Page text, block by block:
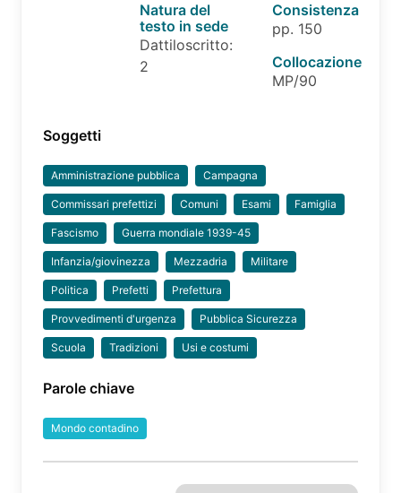
Natura del
testo in sede
Dattiloscritto:
2
Consistenza
pp. 150
Collocazione
MP/90
Soggetti
Amministrazione pubblica Campagna
Commissari prefettizi Comuni Esami Famiglia
Fascismo Guerra mondiale 1939-45
Infanzia/giovinezza Mezzadria Militare
Politica Prefetti Prefettura
Provvedimenti d'urgenza Pubblica Sicurezza
Scuola Tradizioni Usi e costumi
Parole chiave
Mondo contadino